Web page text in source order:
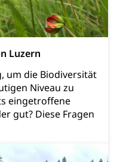
Luzern
um die Biodiversität
Niveau zu
eingetroffene
gut? Diese Fragen
Luzern)
(WAS
Unfallverhütung,